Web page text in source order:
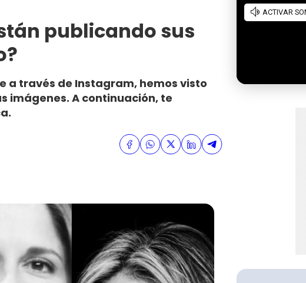
publicando sus
a través de Instagram, hemos visto
imágenes. A continuación, te